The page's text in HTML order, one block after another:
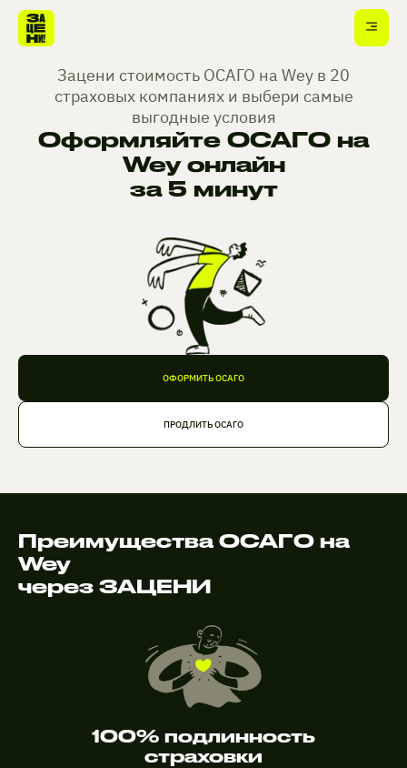
Зацени стоимость ОСАГО на Wey в 20
страховых компаниях и выбери самые
выгодные условия
Оформляйте ОСАГО на
Wey онлайн
за 5 минут
ОФОРМИТЬ ОСАГО
ПРОДЛИТЬ ОСАГО
Преимущества ОСАГО на
Wey
через ЗАЦЕНИ
100% подлинность
страховки